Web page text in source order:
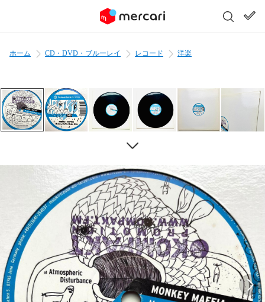
ホーム CD・DVD・ブルーレイ レコード 洋楽